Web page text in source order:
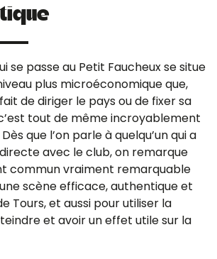
se passe au Petit Faucheux se situe
plus microéconomique que,
de diriger le pays ou de fixer sa
tout de même incroyablement
que l’on parle à quelqu’un qui a
avec le club, on remarque
commun vraiment remarquable
scène efficace, authentique et
Tours, et aussi pour utiliser la
et avoir un effet utile sur la